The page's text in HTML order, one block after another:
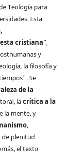
Teología para
Esta
cristiana",
y
la filosofía y
Se
de la
lacrítica a la
la mente, y
,
de plenitud
el texto